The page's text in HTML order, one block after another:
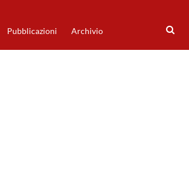
Pubblicazioni Archivio